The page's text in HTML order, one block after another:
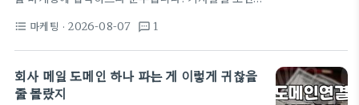
적인 격차 예전에는 매일 아침 8시에 출근해서 주요
경제신문과 전자신문, 그리고 포털의 키워드 검색 결
고 AI 툴을 쓰면 성과가 날 것처럼 말하지만, 현업에
서 10년 가까이 마케터로 굴러본 입장에서는 솔직히
반신반의합니다. 얼마 전 우리 팀 주니어들도 사회조
사분석사 자격증 준비를 고민하길래, 제가 직접 겪은
format_list_bulleted 마케팅 · 2026-08-07 textsms 1
회사 메일 도메인 하나 파는 게 이렇게 귀찮을
줄 몰랐지